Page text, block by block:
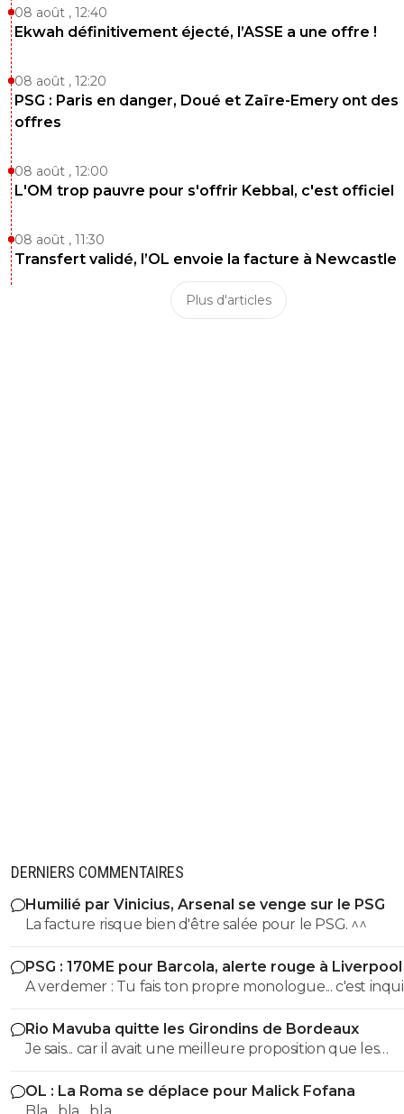
08 août , 12:40
Ekwah définitivement éjecté, l’ASSE a une offre !
08 août , 12:20
PSG : Paris en danger, Doué et Zaïre-Emery ont des
offres
08 août , 12:00
L'OM trop pauvre pour s'offrir Kebbal, c'est officiel
08 août , 11:30
Transfert validé, l’OL envoie la facture à Newcastle
Plus d'articles
DERNIERS COMMENTAIRES
Humilié par Vinicius, Arsenal se venge sur le PSG
La facture risque bien d'être salée pour le PSG. ^^
PSG : 170ME pour Barcola, alerte rouge à Liverpool
A verdemer : Tu fais ton propre monologue... c'est inquiétant
non ? Tu devrais consulter un spécialiste. ^^
Rio Mavuba quitte les Girondins de Bordeaux
Je sais... car il avait une meilleure proposition que les
Girondins de Bordeaux. Il était en contact depuis bien
longtemps avec le LOSC. Les Girondins aurait pu le retenir
OL : La Roma se déplace pour Malick Fofana